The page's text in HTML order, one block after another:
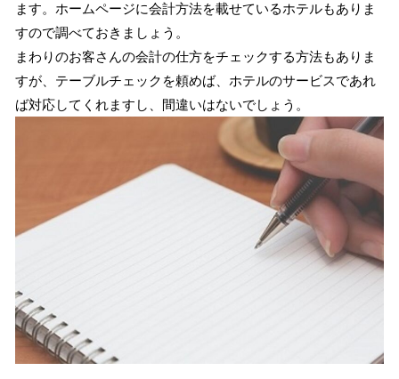
ます。ホームページに会計方法を載せているホテルもありま
すので調べておきましょう。
まわりのお客さんの会計の仕方をチェックする方法もありま
すが、テーブルチェックを頼めば、ホテルのサービスであれ
ば対応してくれますし、間違いはないでしょう。